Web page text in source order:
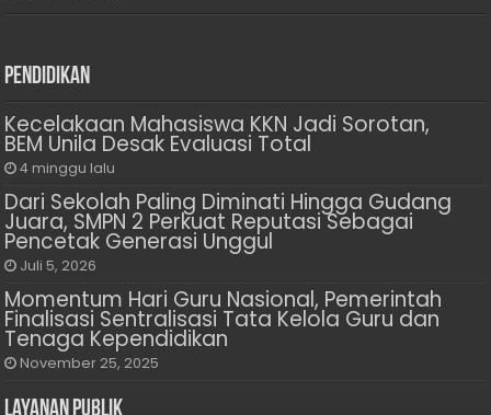
Pendidikan
Kecelakaan Mahasiswa KKN Jadi Sorotan,
BEM Unila Desak Evaluasi Total
4 minggu lalu
Dari Sekolah Paling Diminati Hingga Gudang
Juara, SMPN 2 Perkuat Reputasi Sebagai
Pencetak Generasi Unggul
Juli 5, 2026
Momentum Hari Guru Nasional, Pemerintah
Finalisasi Sentralisasi Tata Kelola Guru dan
Tenaga Kependidikan
November 25, 2025